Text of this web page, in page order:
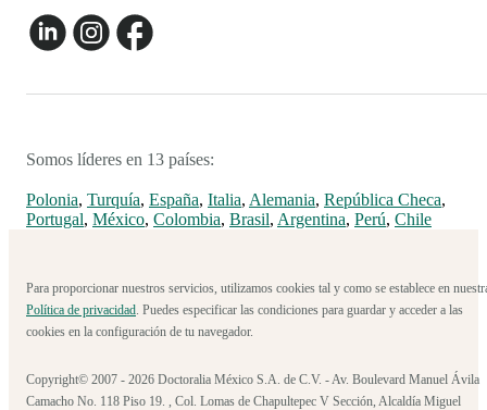
Somos líderes en 13 países:
Polonia, Turquía, España, Italia, Alemania, República Checa,
Portugal, México, Colombia, Brasil, Argentina, Perú, Chile
Para proporcionar nuestros servicios, utilizamos cookies tal y como se establece en
Política de privacidad . Puedes especificar las condiciones para guardar y acceder a las
cookies en la configuración de tu navegador.
Copyright© 2007 - 2026 Doctoralia México S.A. de C.V. - Av. Boulevard Manuel Ávila
Camacho No. 118 Piso 19. , Col. Lomas de Chapultepec V Sección, Alcaldía Miguel